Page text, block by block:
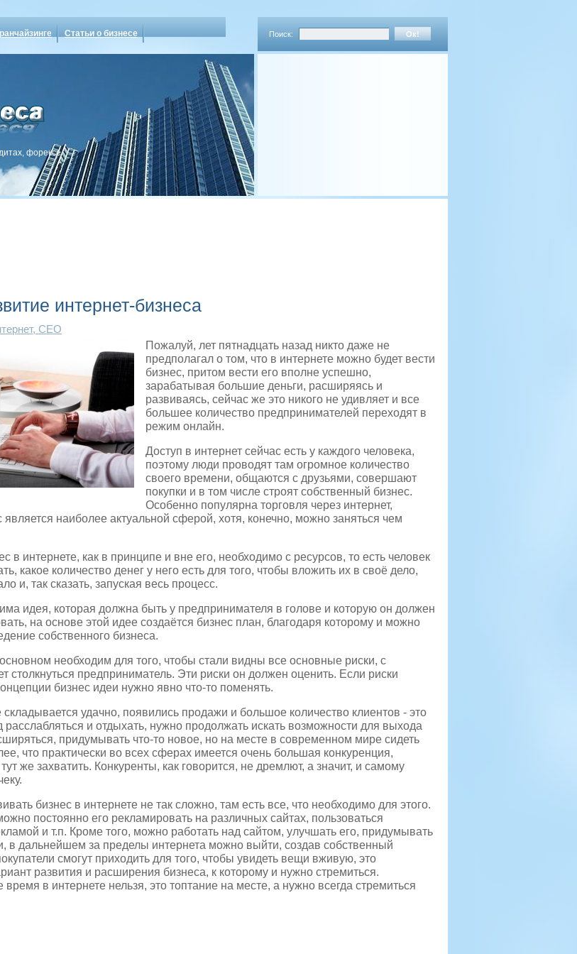
Статьи о бизнесе
Поиск:
форексе
интернет-бизнеса
СЕО
Пожалуй, лет пятнадцать назад никто даже не
предполагал о том, что в интернете можно будет вести
бизнес, притом вести его вполне успешно,
зарабатывая большие деньги, расширяясь и
развиваясь, сейчас же это никого не удивляет и все
большее количество предпринимателей переходят в
режим онлайн.
Доступ в интернет сейчас есть у каждого человека,
поэтому люди проводят там огромное количество
своего времени, общаются с друзьями, совершают
покупки и в том числе строят собственный бизнес.
Особенно популярна торговля через интернет,
является наиболее актуальной сферой, хотя, конечно, можно заняться чем
в интернете, как в принципе и вне его, необходимо с ресурсов, то есть человек
какое количество денег у него есть для того, чтобы вложить их в своё дело,
и, так сказать, запуская весь процесс.
идея, которая должна быть у предпринимателя в голове и которую он должен
на основе этой идее создаётся бизнес план, благодаря которому и можно
собственного бизнеса.
необходим для того, чтобы стали видны все основные риски, с
столкнуться предприниматель. Эти риски он должен оценить. Если риски
бизнес идеи нужно явно что-то поменять.
удачно, появились продажи и большое количество клиентов - это
расслабляться и отдыхать, нужно продолжать искать возможности для выхода
придумывать что-то новое, но на месте в современном мире сидеть
что практически во всех сферах имеется очень большая конкуренция,
же захватить. Конкуренты, как говорится, не дремлют, а значит, и самому
бизнес в интернете не так сложно, там есть все, что необходимо для этого.
постоянно его рекламировать на различных сайтах, пользоваться
и т.п. Кроме того, можно работать над сайтом, улучшать его, придумывать
в дальнейшем за пределы интернета можно выйти, создав собственный
смогут приходить для того, чтобы увидеть вещи вживую, это
развития и расширения бизнеса, к которому и нужно стремиться.
время в интернете нельзя, это топтание на месте, а нужно всегда стремиться